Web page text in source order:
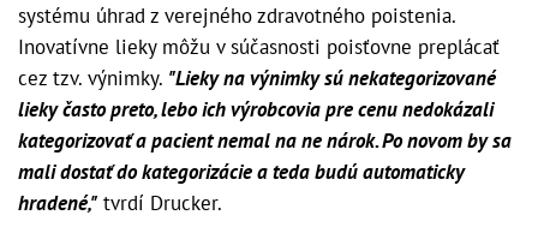
systému úhrad z verejného zdravotného poistenia.
Inovatívne lieky môžu v súčasnosti poisťovne preplácať
cez tzv. výnimky. "Lieky na výnimky sú nekategorizované
lieky často preto, lebo ich výrobcovia pre cenu nedokázali
kategorizovať a pacient nemal na ne nárok. Po novom by sa
mali dostať do kategorizácie a teda budú automaticky
hradené," tvrdí Drucker.